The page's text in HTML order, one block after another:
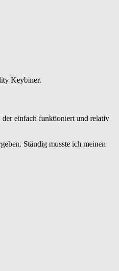
Keybiner.
der einfach funktioniert und relativ
Ständig musste ich meinen